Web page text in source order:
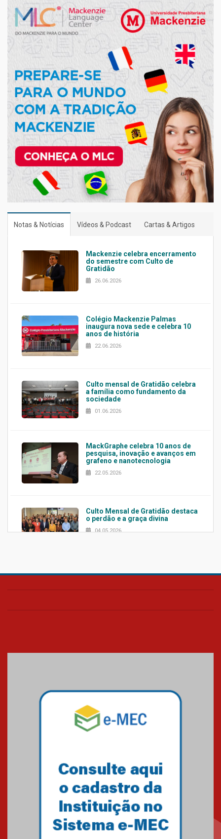
Notas & Notícias Vídeos & Podcast Cartas & Artigos
Mackenzie celebra encerramento
do semestre com Culto de
Gratidão
26.06.2026
Colégio Mackenzie Palmas
inaugura nova sede e celebra 10
anos de história
22.06.2026
Culto mensal de Gratidão celebra
a família como fundamento da
sociedade
01.06.2026
MackGraphe celebra 10 anos de
pesquisa, inovação e avanços em
grafeno e nanotecnologia
22.05.2026
Culto Mensal de Gratidão destaca
o perdão e a graça divina
04.05.2026
Confira como foi o culto mensal
Mackenzie mobiliza campanha
solidária para apoiar famílias em
Minas Gerais
Primeiro culto do ano ressalta o
27.02.2026